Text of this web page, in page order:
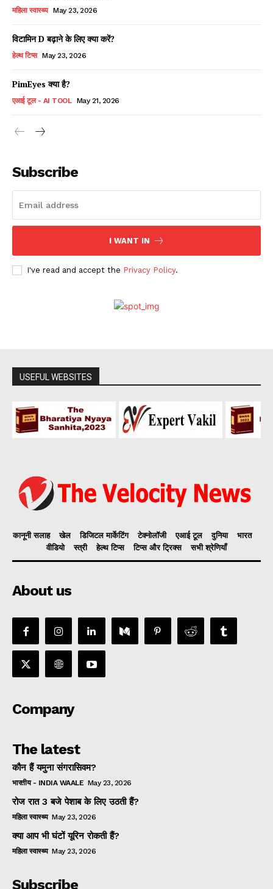
महिला स्वास्थ्य May 23, 2026
विटामिन D बढ़ाने के लिए क्या करें?
हेल्थ टिप्स May 23, 2026
PimEyes क्या है?
एआई टूल - AI TOOL May 21, 2026
Subscribe
I WANT IN
I've read and accept the Privacy Policy.
USEFUL WEBSITES
कानूनी सलाह खेल डिजिटल मार्केटिंग टेक्नोलॉजी एआई टूल दुनिया
भारत
वीडियो
स्त्री हेल्थ टिप्स टिप्स और ट्रिक्स सभी श्रेणियाँ
About us
Company
The latest
कौन हैं यमुना संगरासिवम?
भारतीय - INDIA WAALE May 23, 2026
रोज रात 3 बजे पेशाब के लिए उठती हैं?
महिला स्वास्थ्य May 23, 2026
क्या आप भी घंटों यूरिन रोकती हैं?
महिला स्वास्थ्य May 23, 2026
Subscribe